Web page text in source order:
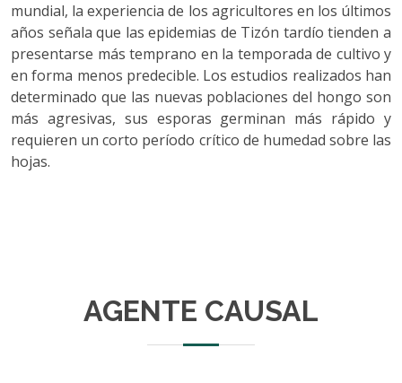
mundial, la experiencia de los agricultores en los últimos
años señala que las epidemias de Tizón tardío tienden a
presentarse más temprano en la temporada de cultivo y
en forma menos predecible. Los estudios realizados han
determinado que las nuevas poblaciones del hongo son
más agresivas, sus esporas germinan más rápido y
requieren un corto período crítico de humedad sobre las
hojas.
AGENTE CAUSAL